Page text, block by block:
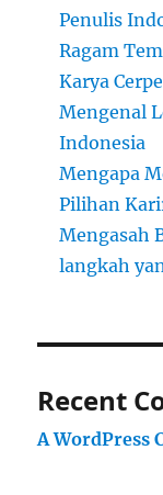
Penulis
Ragam
Karya
Mengenal
Indonesia
Mengapa
Pilihan
Mengasah
langkah
Recent
A WordPress